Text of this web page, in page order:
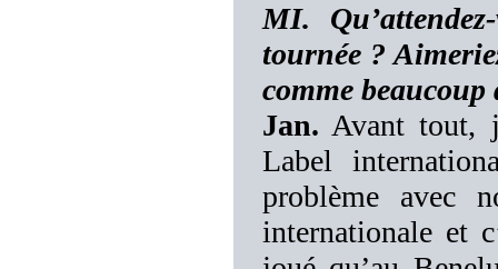
MI.
tournée ?
comme
Jan. Avant tout,
Label
problème avec
internationale et